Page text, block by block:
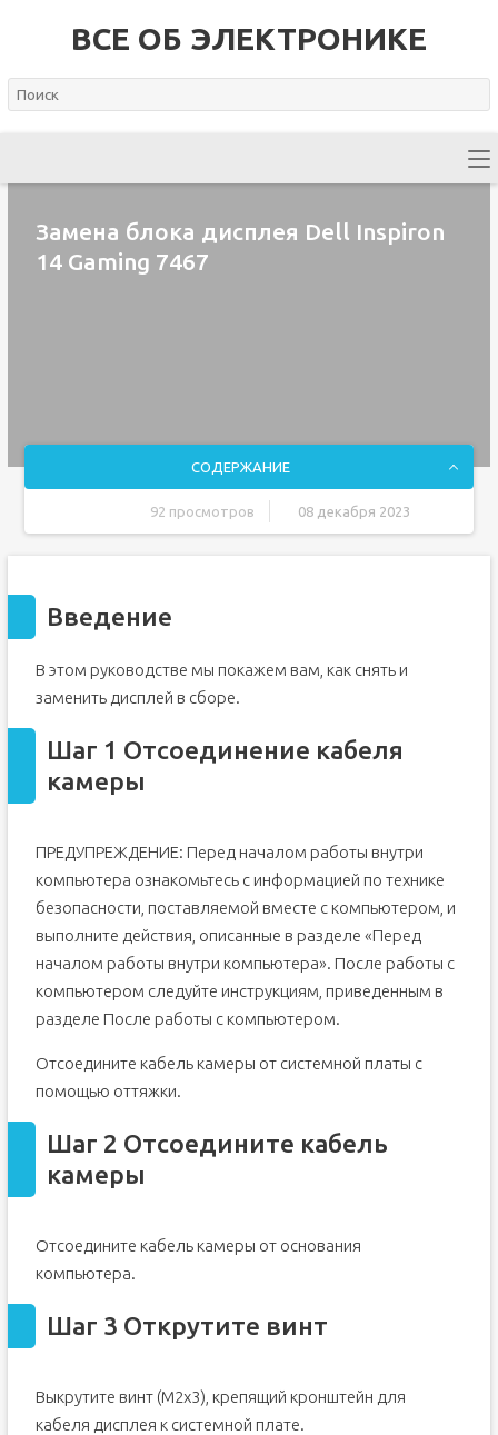
ВСЕ ОБ ЭЛЕКТРОНИКЕ
Замена блока дисплея Dell Inspiron
14 Gaming 7467
СОДЕРЖАНИЕ
92 просмотров 08 декабря 2023
Шаг 2 Отсоедините кабель камеры
Шаг 4 Снятие кронштейна для кабеля
Шаг 5 Отсоединение кабеля дисплея
Шаг 7 Открутите винты
Шаг 8 Выкрутите винты
Шаг 10 Поднимите дисплей в сборе
Шаг 11 Выровняйте отверстия для винтов
Шаг 13 Замените винты
Шаг 14 Замените винты
Шаг 15 Прикрепите кабель
Шаг 19 Замените винт
Введение
В этом руководстве мы покажем вам, как снять и
заменить дисплей в сборе.
Шаг 1 Отсоединение кабеля
камеры
ПРЕДУПРЕЖДЕНИЕ: Перед началом работы внутри
компьютера ознакомьтесь с информацией по технике
безопасности, поставляемой вместе с компьютером, и
выполните действия, описанные в разделе «Перед
началом работы внутри компьютера». После работы с
компьютером следуйте инструкциям, приведенным в
разделе После работы с компьютером.
Отсоедините кабель камеры от системной платы с
помощью оттяжки.
Шаг 2 Отсоедините кабель
камеры
Отсоедините кабель камеры от основания
компьютера.
Шаг 3 Открутите винт
Выкрутите винт (M2x3), крепящий кронштейн для
кабеля дисплея к системной плате.